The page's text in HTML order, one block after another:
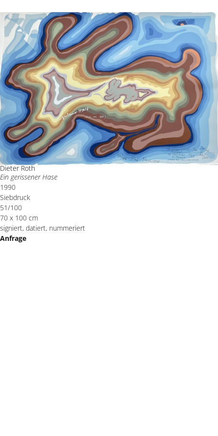
Dieter Roth
Ein gerissener Hase
1990
Siebdruck
51/100
70 x 100 cm
signiert, datiert, nummeriert
Anfrage